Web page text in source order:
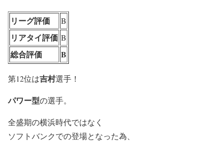
リーグ評価 B
リアタイ評価 B
総合評価 B
第12位は吉村選手！
パワー型の選手。
全盛期の横浜時代ではなく
ソフトバンクでの登場となった為、